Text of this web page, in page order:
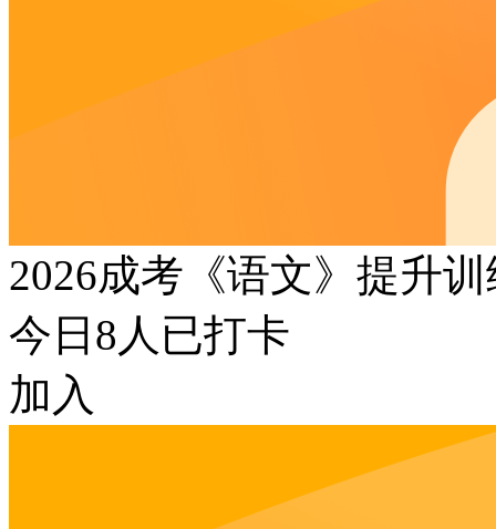
2026成考《语文》提升
今日 8 人已打卡
加入